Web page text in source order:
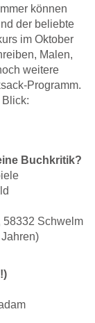
können
der beliebte
im Oktober
Malen,
weitere
Programm.
Buchkritik?
58332 Schwelm